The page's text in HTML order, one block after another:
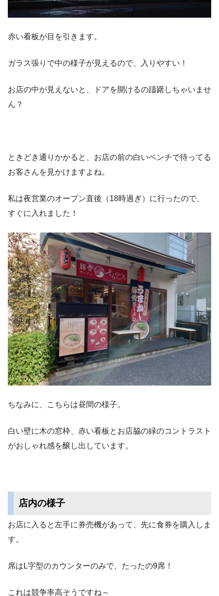
赤い看板が目を引きます。
ガラス張りで中の様子が見えるので、入りやすい！
お店の中が見えないと、ドアを開けるの躊躇しちゃいませ
ん？
ときどき通りかかると、お店の前の白いベンチで待ってる
お客さんを見かけますよね。
私は夜営業のオープン直後（18時過ぎ）に行ったので、
すぐに入れました！
ちなみに、こちらは昼間の様子。
白い壁に木の窓枠、赤い看板とお店脇の緑のコントラスト
がおしゃれ感を醸し出しています。
店内の様子
お店に入ると左手に券売機があって、先に食券を購入しま
す。
席はL字型のカウンターのみで、たったの9席！
これは競争率高そうですね～